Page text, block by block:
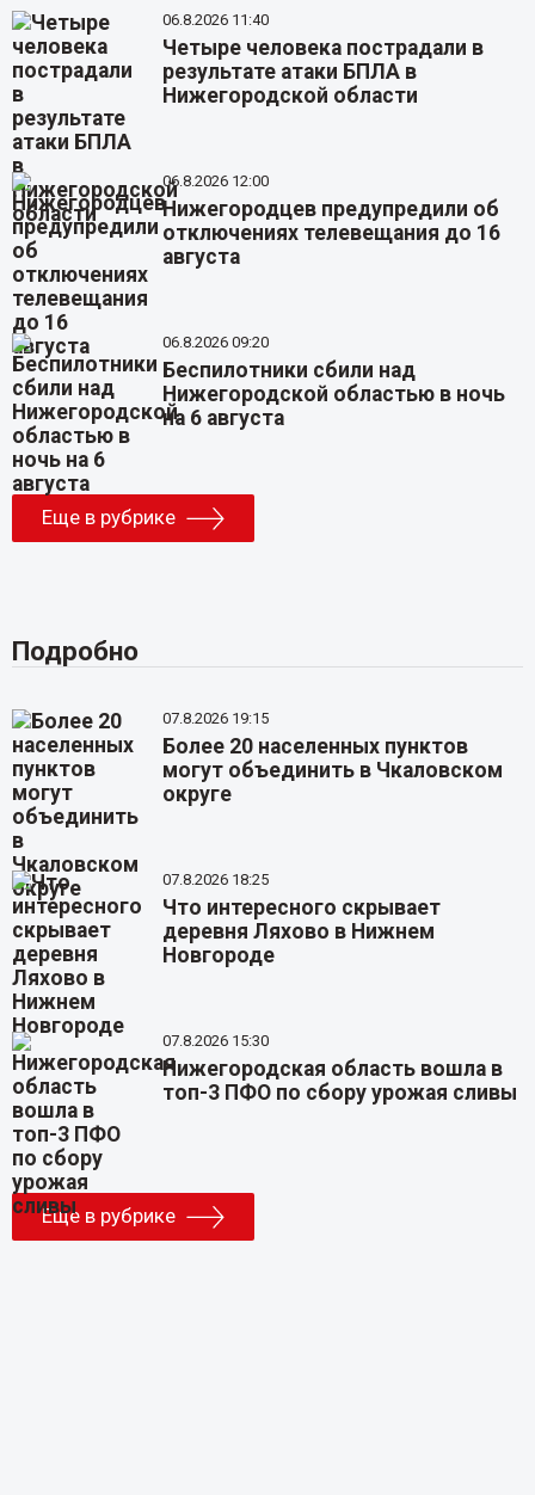
06.8.2026 11:40
Четыре человека пострадали в
результате атаки БПЛА в
Нижегородской области
06.8.2026 12:00
Нижегородцев предупредили об
отключениях телевещания до 16
августа
06.8.2026 09:20
Беспилотники сбили над
Нижегородской областью в ночь
на 6 августа
Еще в рубрике
Подробно
07.8.2026 19:15
Более 20 населенных пунктов
могут объединить в Чкаловском
округе
07.8.2026 18:25
Что интересного скрывает
деревня Ляхово в Нижнем
Новгороде
07.8.2026 15:30
Нижегородская область вошла в
топ-3 ПФО по сбору урожая сливы
Еще в рубрике